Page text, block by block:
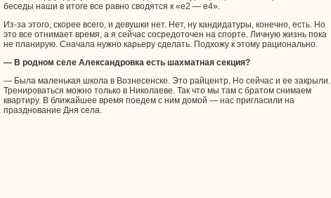
беседы наши в итоге все равно сводятся к «е2 — е4».
Из-за этого, скорее всего, и девушки нет. Нет, ну кандидатуры, конечно, есть. Но
это все отнимает время, а я сейчас сосредоточен на спорте. Личную жизнь пока
не планирую. Сначала нужно карьеру сделать. Подхожу к этому рационально.
— В родном селе Александровка есть шахматная секция?
— Была маленькая школа в Вознесенске. Это райцентр. Но сейчас и ее закрыли.
Тренироваться можно только в Николаеве. Так что мы там с братом снимаем
квартиру. В ближайшее время поедем с ним домой — нас пригласили на
празднование Дня села.